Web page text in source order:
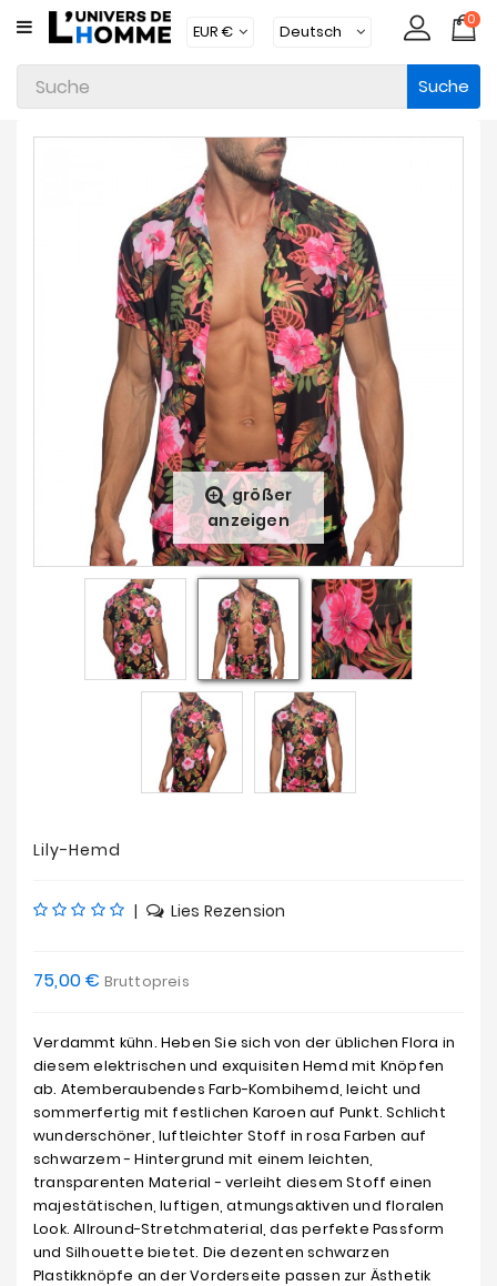
KATEGORIE
Unterwäsche
Kleidung
Angebote
0
Suche
größer
anzeigen
Lily-Hemd
| Lies Rezension
75,00 € Bruttopreis
Verdammt kühn. Heben Sie sich von der üblichen Flora in
diesem elektrischen und exquisiten Hemd mit Knöpfen
ab. Atemberaubendes Farb-Kombihemd, leicht und
sommerfertig mit festlichen Karoen auf Punkt. Schlicht
wunderschöner, luftleichter Stoff in rosa Farben auf
schwarzem - Hintergrund mit einem leichten,
transparenten Material - verleiht diesem Stoff einen
majestätischen, luftigen, atmungsaktiven und floralen
Look. Allround-Stretchmaterial, das perfekte Passform
und Silhouette bietet. Die dezenten schwarzen
Plastikknöpfe an der Vorderseite passen zur Ästhetik